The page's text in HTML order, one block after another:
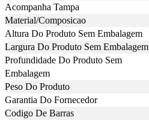
Acompanha Tampa
Material/Composicao
Altura Do Produto Sem Embalagem
Largura Do Produto Sem Embalagem
Profundidade Do Produto Sem
Embalagem
Peso Do Produto
Garantia Do Fornecedor
Codigo De Barras